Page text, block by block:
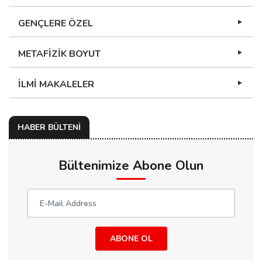
GENÇLERE ÖZEL
METAFİZİK BOYUT
İLMİ MAKALELER
HABER BÜLTENİ
Bültenimize Abone Olun
ABONE OL